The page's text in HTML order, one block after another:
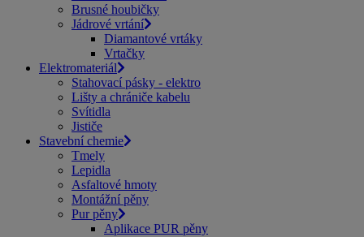
Brusné houbičky
Jádrové vrtání
Diamantové vrtáky
Vrtačky
Elektromateriál
Stahovací pásky - elektro
Lišty a chrániče kabelu
Svítidla
Jističe
Stavební chemie
Tmely
Lepidla
Asfaltové hmoty
Montážní pěny
Pur pěny
Aplikace PUR pěny